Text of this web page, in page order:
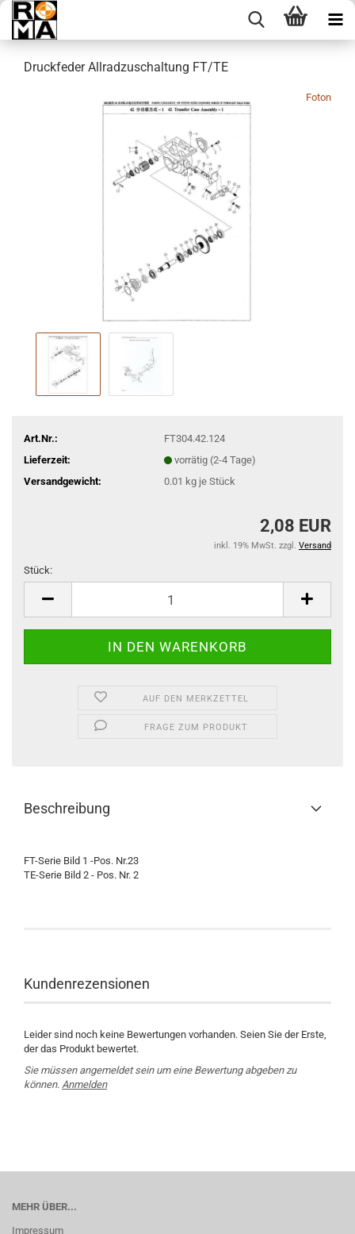
Druckfeder Allradzuschaltung FT/TE
Foton
Art.Nr.:
FT304.42.124
Lieferzeit:
vorrätig (2-4 Tage)
Versandgewicht:
0.01 kg je Stück
2,08 EUR
inkl. 19% MwSt. zzgl. Versand
Stück:
AUF DEN MERKZETTEL
FRAGE ZUM PRODUKT
Beschreibung
FT-Serie Bild 1 -Pos. Nr.23
TE-Serie Bild 2 - Pos. Nr. 2
Kundenrezensionen
Leider sind noch keine Bewertungen vorhanden. Seien Sie der Erste,
der das Produkt bewertet.
Sie müssen angemeldet sein um eine Bewertung abgeben zu
können. Anmelden
MEHR ÜBER...
Impressum